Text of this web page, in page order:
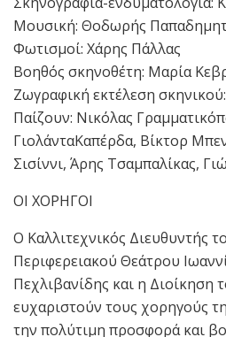
Μουσική: Θοδωρής
Φωτισμοί: Χάρης Πάλλας
Βοηθός σκηνοθέτη: Μαρία
Ζωγραφική εκτέλεση
Παίζουν: Νικόλας
ΓιολάνταΚαπέρδα, Βίκτορ
Σισίννι, Άρης Τσαμπαλίκας,
ΟΙ ΧΟΡΗΓΟΙ
Ο Καλλιτεχνικός Διευθυντής
Περιφερειακού Θεάτρου
Πεχλιβανίδης και η
ευχαριστούν τους χορηγούς
την πολύτιμη προσφορά και